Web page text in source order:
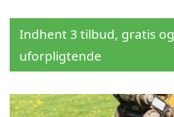
Indhent 3 tilbud, gratis og
uforpligtende